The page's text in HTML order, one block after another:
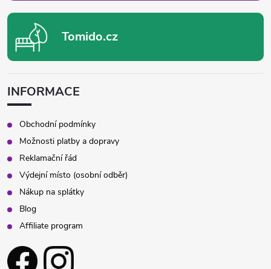
Tomido.cz
INFORMACE
Obchodní podmínky
Možnosti platby a dopravy
Reklamační řád
Výdejní místo (osobní odběr)
Nákup na splátky
Blog
Affiliate program